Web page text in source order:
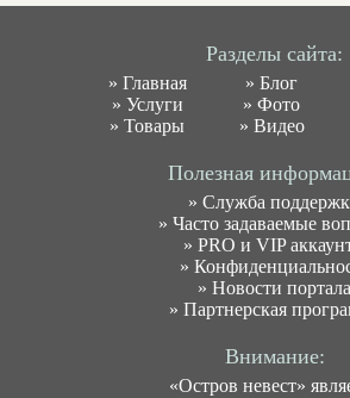
Разделы сайта:
» Главная
» Услуги
»Товары
»Блог
»Фото
» Видео
Полезная
»Служба
» Часто задаваемые
» PRO и VIP
»
»Новости портала
»Партнерская
Внимание:
«Остров невест»